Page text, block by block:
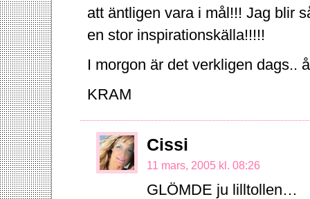
att äntligen vara i mål!!! Jag blir
en stor inspirationskälla!!!!!
I morgon är det verkligen dags..
KRAM
Cissi
11 mars, 2005 kl. 08:26
GLÖMDE ju lilltollen…